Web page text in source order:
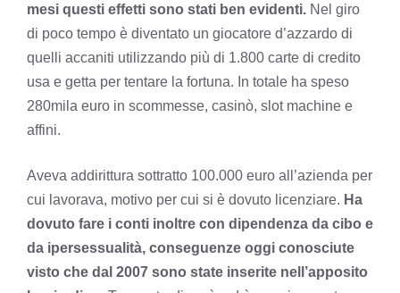
mesi questi effetti sono stati ben evidenti. Nel giro
di poco tempo è diventato un giocatore d’azzardo di
quelli accaniti utilizzando più di 1.800 carte di credito
usa e getta per tentare la fortuna. In totale ha speso
280mila euro in scommesse, casinò, slot machine e
affini.
Aveva addirittura sottratto 100.000 euro all’azienda per
cui lavorava, motivo per cui si è dovuto licenziare. Ha
dovuto fare i conti inoltre con dipendenza da cibo e
da ipersessualità, conseguenze oggi conosciute
visto che dal 2007 sono state inserite nell’apposito